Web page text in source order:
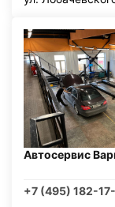
Автосервис
+7 (495) 182-